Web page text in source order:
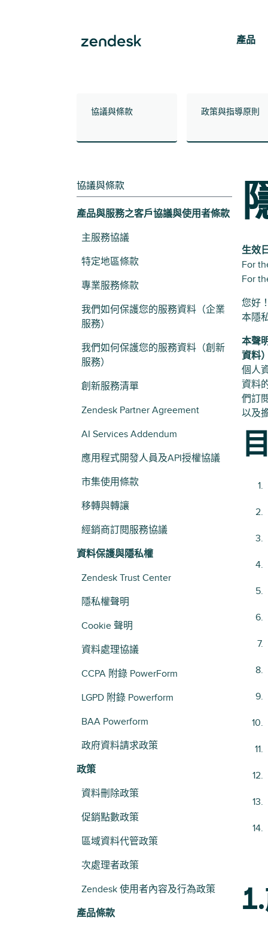
產品
協議與條款 政策與指導原則
協議與條款
產品與服務之客戶協議與使用者條款
主服務協議
特定地區條款
專業服務條款
我們如何保護您的服務資料（企業
服務）
我們如何保護您的服務資料（創新
服務）
創新服務清單
Zendesk Partner Agreement
AI Services Addendum
應用程式開發人員及API授權協議
市集使用條款
移轉與轉讓
經銷商訂閱服務協議
資料保護與隱私權
Zendesk Trust Center
隱私權聲明
Cookie 聲明
資料處理協議
CCPA 附錄 PowerForm
LGPD 附錄 Powerform
BAA Powerform
政府資料請求政策
政策
資料刪除政策
促銷點數政策
區域資料代管政策
次處理者政策
Zendesk 使用者內容及行為政策
產品條款
生效
For
For
您好
本隱
本聲
資料
個人
資料
們訂
以及